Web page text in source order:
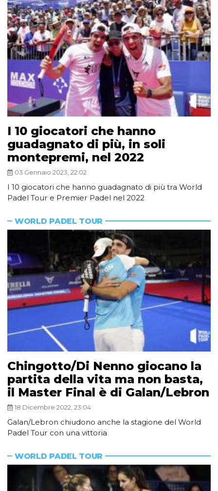
I 10 giocatori che hanno
guadagnato di più, in soli
montepremi, nel 2022
03 Gennaio 2023, 22:02
I 10 giocatori che hanno guadagnato di più tra World
Padel Tour e Premier Padel nel 2022
WORLD PADEL TOUR
Chingotto/Di Nenno giocano la
partita della vita ma non basta,
il Master Final è di Galan/Lebron
18 Dicembre 2022, 23:04
Galan/Lebron chiudono anche la stagione del World
Padel Tour con una vittoria
WORLD PADEL TOUR